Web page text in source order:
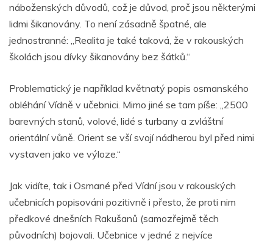
náboženských důvodů, což je důvod, proč jsou některými
lidmi šikanovány. To není zásadně špatné, ale
jednostranné: „Realita je také taková, že v rakouských
školách jsou dívky šikanovány bez šátků.“
Problematický je například květnatý popis osmanského
obléhání Vídně v učebnici. Mimo jiné se tam píše: „2500
barevných stanů, volové, lidé s turbany a zvláštní
orientální vůně. Orient se vší svojí nádherou byl před nimi
vystaven jako ve výloze.“
Jak vidíte, tak i Osmané před Vídní jsou v rakouských
učebnicích popisováni pozitivně i přesto, že proti nim
předkové dnešních Rakušanů (samozřejmě těch
původních) bojovali. Učebnice v jedné z nejvíce